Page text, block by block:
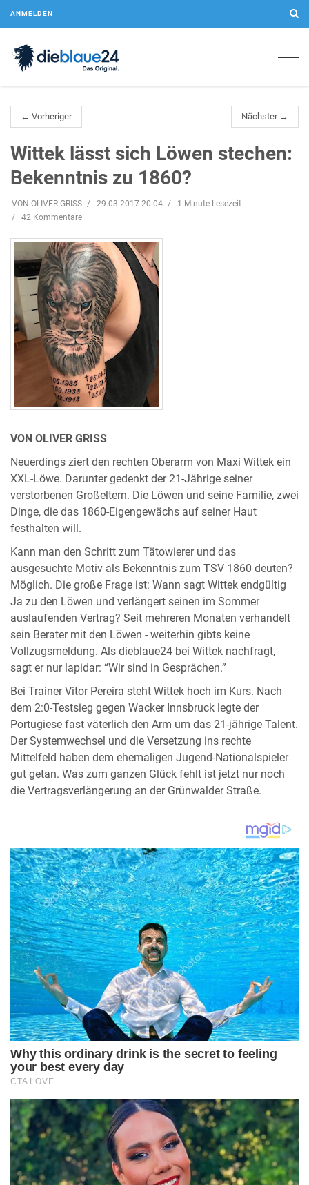
ANMELDEN
← Vorheriger Nächster →
Wittek lässt sich Löwen stechen:
Bekenntnis zu 1860?
VON OLIVER GRISS 29.03.2017 20:04
1 Minute Lesezeit
42 Kommentare
VON OLIVER GRISS
Neuerdings ziert den rechten Oberarm von Maxi Wittek ein
XXL-Löwe. Darunter gedenkt der 21-Jährige seiner
verstorbenen Großeltern. Die Löwen und seine Familie, zwei
Dinge, die das 1860-Eigengewächs auf seiner Haut
festhalten will.
Kann man den Schritt zum Tätowierer und das
ausgesuchte Motiv als Bekenntnis zum TSV 1860 deuten?
Möglich. Die große Frage ist: Wann sagt Wittek endgültig
Ja zu den Löwen und verlängert seinen im Sommer
auslaufenden Vertrag? Seit mehreren Monaten verhandelt
sein Berater mit den Löwen - weiterhin gibts keine
Vollzugsmeldung. Als dieblaue24 bei Wittek nachfragt,
sagt er nur lapidar: “Wir sind in Gesprächen.”
Bei Trainer Vitor Pereira steht Wittek hoch im Kurs. Nach
dem 2:0-Testsieg gegen Wacker Innsbruck legte der
Portugiese fast väterlich den Arm um das 21-jährige Talent.
Der Systemwechsel und die Versetzung ins rechte
Mittelfeld haben dem ehemaligen Jugend-Nationalspieler
gut getan. Was zum ganzen Glück fehlt ist jetzt nur noch
die Vertragsverlängerung an der Grünwalder Straße.